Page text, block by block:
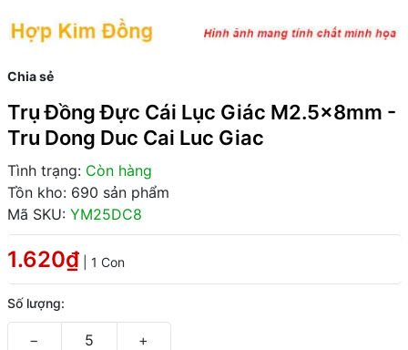
Chia sẻ
Trụ Đồng Đực Cái Lục Giác M2.5x8mm -
Tru Dong Duc Cai Luc Giac
Tình trạng: Còn hàng
Tồn kho: 690 sản phẩm
Mã SKU: YM25DC8
1.620₫ | 1 Con
Số lượng:
− +